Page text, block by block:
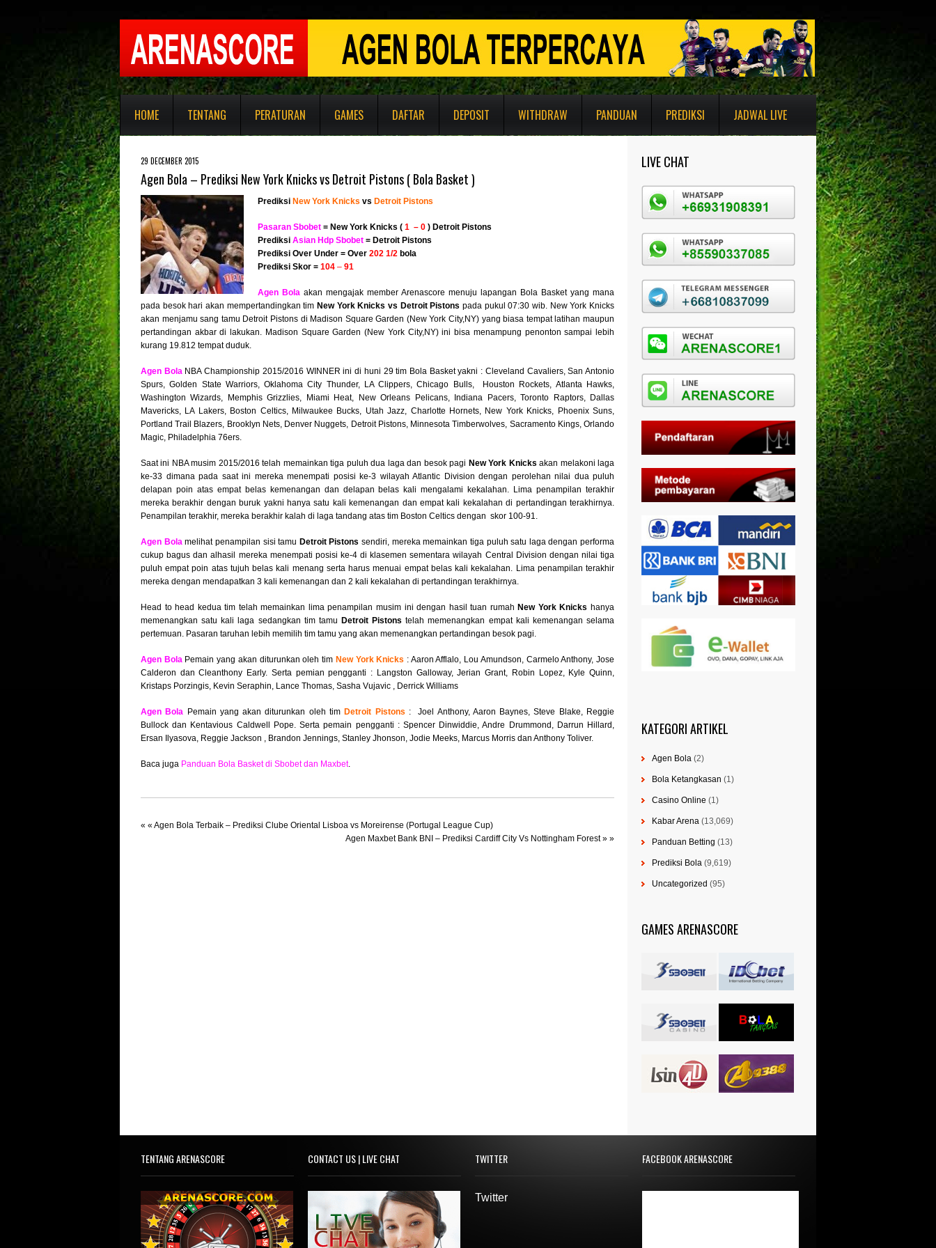
HOME TENTANG PERATURAN GAMES DAFTAR DEPOSIT WITHDRAW PANDUAN PREDIKSI JADWAL LIVE
29 DECEMBER 2015
Agen Bola – Prediksi New York Knicks vs Detroit Pistons ( Bola Basket )
Prediksi New York Knicks vs Detroit Pistons
Pasaran Sbobet = New York Knicks ( 1 – 0 ) Detroit Pistons
Prediksi Asian Hdp Sbobet = Detroit Pistons
Prediksi Over Under = Over 202 1/2 bola
Prediksi Skor = 104 – 91
Agen Bola akan mengajak member Arenascore menuju lapangan Bola Basket yang mana
pada besok hari akan mempertandingkan tim New York Knicks vs Detroit Pistons pada pukul 07:30 wib. New York Knicks
akan menjamu sang tamu Detroit Pistons di Madison Square Garden (New York City,NY) yang biasa tempat latihan maupun
pertandingan akbar di lakukan. Madison Square Garden (New York City,NY) ini bisa menampung penonton sampai lebih
kurang 19.812 tempat duduk.
Agen Bola NBA Championship 2015/2016 WINNER ini di huni 29 tim Bola Basket yakni : Cleveland Cavaliers, San Antonio
Spurs, Golden State Warriors, Oklahoma City Thunder, LA Clippers, Chicago Bulls, Houston Rockets, Atlanta Hawks,
Washington Wizards, Memphis Grizzlies, Miami Heat, New Orleans Pelicans, Indiana Pacers, Toronto Raptors, Dallas
Mavericks, LA Lakers, Boston Celtics, Milwaukee Bucks, Utah Jazz, Charlotte Hornets, New York Knicks, Phoenix Suns,
Portland Trail Blazers, Brooklyn Nets, Denver Nuggets, Detroit Pistons, Minnesota Timberwolves, Sacramento Kings, Orlando
Magic, Philadelphia 76ers.
Saat ini NBA musim 2015/2016 telah memainkan tiga puluh dua laga dan besok pagi New York Knicksakan melakoni laga
ke-33 dimana pada saat ini mereka menempati posisi ke-3 wilayah Atlantic Division dengan perolehan nilai dua puluh
delapan poin atas empat belas kemenangan dan delapan belas kali mengalami kekalahan. Lima penampilan terakhir
mereka berakhir dengan buruk yakni hanya satu kali kemenangan dan empat kali kekalahan di pertandingan terakhirnya.
Penampilan terakhir, mereka berakhir kalah di laga tandang atas tim Boston Celtics dengan skor 100-91.
Agen Bola melihat penampilan sisi tamu Detroit Pistons sendiri, mereka memainkan tiga puluh satu laga dengan performa
cukup bagus dan alhasil mereka menempati posisi ke-4 di klasemen sementara wilayah Central Division dengan nilai tiga
puluh empat poin atas tujuh belas kali menang serta harus menuai empat belas kali kekalahan. Lima penampilan terakhir
mereka dengan mendapatkan 3 kali kemenangan dan 2 kali kekalahan di pertandingan terakhirnya.
Head to head kedua tim telah memainkan lima penampilan musim ini dengan hasil tuan rumah New York Knicks hanya
memenangkan satu kali laga sedangkan tim tamu Detroit Pistons telah memenangkan empat kali kemenangan selama
pertemuan. Pasaran taruhan lebih memilih tim tamu yang akan memenangkan pertandingan besok pagi.
Agen Bola Pemain yang akan diturunkan oleh tim New York Knicks : Aaron Afflalo, Lou Amundson, Carmelo Anthony, Jose
Calderon dan Cleanthony Early. Serta pemian pengganti : Langston Galloway, Jerian Grant, Robin Lopez, Kyle Quinn,
Kristaps Porzingis, Kevin Seraphin, Lance Thomas, Sasha Vujavic , Derrick Williams
Agen Bola Pemain yang akan diturunkan oleh tim Detroit Pistons : Joel Anthony, Aaron Baynes, Steve Blake, Reggie
Bullock dan Kentavious Caldwell Pope. Serta pemain pengganti : Spencer Dinwiddie, Andre Drummond, Darrun Hillard,
Ersan Ilyasova, Reggie Jackson , Brandon Jennings, Stanley Jhonson, Jodie Meeks, Marcus Morris dan Anthony Toliver.
Baca juga Panduan Bola Basket di Sbobet dan Maxbet.
« « Agen Bola Terbaik – Prediksi Clube Oriental Lisboa vs Moreirense (Portugal League Cup)
Agen Maxbet Bank BNI – Prediksi Cardiff City Vs Nottingham Forest» »
LIVE CHAT
KATEGORI ARTIKEL
Agen Bola (2)
Bola Ketangkasan (1)
Casino Online (1)
Kabar Arena (13,069)
Panduan Betting (13)
Prediksi Bola (9,619)
Uncategorized (95)
GAMES ARENASCORE
TENTANG ARENASCORE CONTACT US | LIVE CHAT TWITTER
Twitter
FACEBOOK ARENASCORE